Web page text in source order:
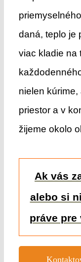
daná, teplo je
viac kladie na
nielen kúrime,
priestor a v
žijeme okolo
Ak vás
alebo si
práve pre